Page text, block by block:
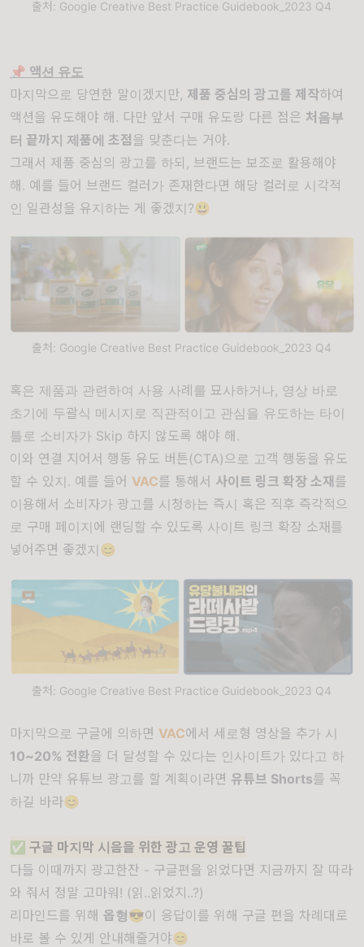
출처: Google Creative Best Practice Guidebook_2023 Q4
📌 액션 유도
마지막으로 당연한 말이겠지만, 제품 중심의 광고를 제작하여
액션을 유도해야 해. 다만 앞서 구매 유도랑 다른 점은 처음부
터 끝까지 제품에 초점을 맞춘다는 거야.
그래서 제품 중심의 광고를 하되, 브랜드는 보조로 활용해야
해. 예를 들어 브랜드 컬러가 존재한다면 해당 컬러로 시각적
인 일관성을 유지하는 게 좋겠지?😃
출처: Google Creative Best Practice Guidebook_2023 Q4
혹은 제품과 관련하여 사용 사례를 묘사하거나, 영상 바로
초기에 두괄식 메시지로 직관적이고 관심을 유도하는 타이
틀로 소비자가 Skip 하지 않도록 해야 해.
이와 연결 지어서 행동 유도 버튼(CTA)으로 고객 행동을 유도
할 수 있지. 예를 들어 VAC를 통해서 사이트 링크 확장 소재 를
이용해서 소비자가 광고를 시청하는 즉시 혹은 직후 즉각적으
로 구매 페이지에 랜딩할 수 있도록 사이트 링크 확장 소재를
넣어주면 좋겠지😊
출처: Google Creative Best Practice Guidebook_2023 Q4
마지막으로 구글에 의하면 VAC에서 세로형 영상을 추가 시
10~20% 전환을 더 달성할 수 있다는 인사이트가 있다고 하
니까 만약 유튜브 광고를 할 계획이라면 유튜브 Shorts를 꼭
하길 바라😊
✅ 구글 마지막 시음을 위한 광고 운영 꿀팁
다들 이때까지 광고한잔 - 구글편을 읽었다면 지금까지 잘 따라
와 줘서 정말 고마워! (읽..읽었지..?)
리마인드를 위해 옵형😎이 응답이를 위해 구글 편을 차례대로
바로 볼 수 있게 안내해줄거야😊